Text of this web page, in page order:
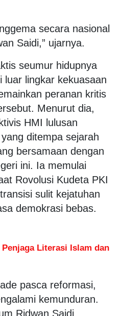
secara nasional
Saidi,” ujarnya.
seumur hidupnya
luar lingkar kekuasaan
peranan kritis
Menurut dia,
HMI lulusan
ditempa sejarah
bersamaan dengan
ini. Ia memulai
Rovolusi Kudeta PKI
sulit kejatuhan
demokrasi bebas.
Literasi Islam dan
pasca reformasi,
kemunduran.
Ridwan Saidi